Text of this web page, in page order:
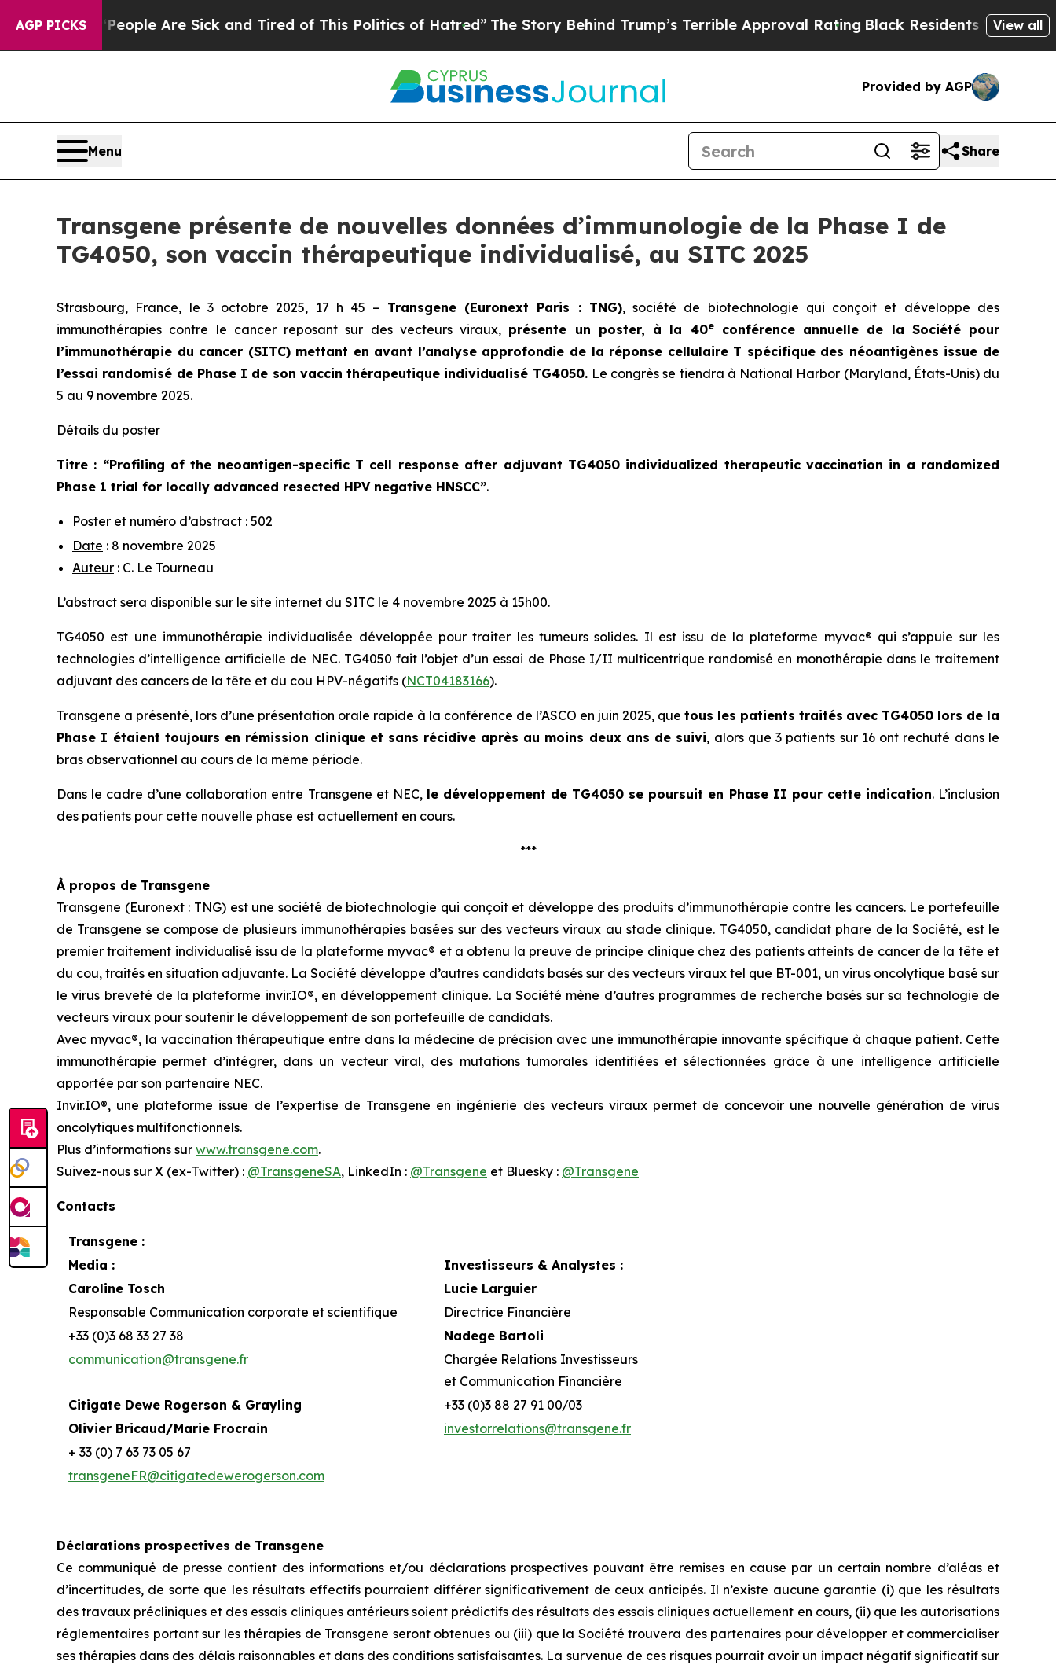
AGP PICKS
“People Are Sick and Tired of This Politics of Hatred” The Story Behind Trump’s Terrible Approval RatingBlack Residents Warned ofView all
Provided by AGP
Menu Share
Transgene présente de nouvelles données d’immunologie de la Phase I de
TG4050, son vaccin thérapeutique individualisé, au SITC 2025
Strasbourg, France, le 3 octobre 2025, 17 h 45 – Transgene (Euronext Paris : TNG), société de biotechnologie qui conçoit et développe des
immunothérapies contre le cancer reposant sur des vecteurs viraux, présente un poster, à la 40econférence annuelle de la Société pour
l’immunothérapie du cancer (SITC) mettant en avant l’analyse approfondie de la réponse cellulaire T spécifique des néoantigènes issue de
l’essai randomisé de Phase I de son vaccin thérapeutique individualisé TG4050. Le congrès se tiendra à National Harbor (Maryland, États-Unis) du
5 au 9 novembre 2025.
Détails du poster
Titre : “Profiling of the neoantigen-specific T cell response after adjuvant TG4050 individualized therapeutic vaccination in a randomized
Phase 1 trial for locally advanced resected HPV negative HNSCC”.
Poster et numéro d’abstract : 502
Date : 8 novembre 2025
Auteur : C. Le Tourneau
L’abstract sera disponible sur le site internet du SITC le 4 novembre 2025 à 15h00.
TG4050 est une immunothérapie individualisée développée pour traiter les tumeurs solides. Il est issu de la plateforme myvac® qui s’appuie sur les
technologies d’intelligence artificielle de NEC. TG4050 fait l’objet d’un essai de Phase I/II multicentrique randomisé en monothérapie dans le traitement
adjuvant des cancers de la tête et du cou HPV-négatifs (NCT04183166).
Transgene a présenté, lors d’une présentation orale rapide à la conférence de l’ASCO en juin 2025, que tous les patients traités avec TG4050 lors de la
Phase I étaient toujours en rémission clinique et sans récidive après au moins deux ans de suivi, alors que 3 patients sur 16 ont rechuté dans le
bras observationnel au cours de la même période.
Dans le cadre d’une collaboration entre Transgene et NEC, le développement de TG4050 se poursuit en Phase II pour cette indication. L’inclusion
des patients pour cette nouvelle phase est actuellement en cours.
***
À propos de Transgene
Transgene (Euronext : TNG) est une société de biotechnologie qui conçoit et développe des produits d’immunothérapie contre les cancers. Le portefeuille
de Transgene se compose de plusieurs immunothérapies basées sur des vecteurs viraux au stade clinique. TG4050, candidat phare de la Société, est le
premier traitement individualisé issu de la plateforme myvac® et a obtenu la preuve de principe clinique chez des patients atteints de cancer de la tête et
du cou, traités en situation adjuvante. La Société développe d’autres candidats basés sur des vecteurs viraux tel que BT-001, un virus oncolytique basé sur
le virus breveté de la plateforme invir.IO®, en développement clinique. La Société mène d’autres programmes de recherche basés sur sa technologie de
vecteurs viraux pour soutenir le développement de son portefeuille de candidats.
Avec myvac®, la vaccination thérapeutique entre dans la médecine de précision avec une immunothérapie innovante spécifique à chaque patient. Cette
immunothérapie permet d’intégrer, dans un vecteur viral, des mutations tumorales identifiées et sélectionnées grâce à une intelligence artificielle
apportée par son partenaire NEC.
Invir.IO®, une plateforme issue de l’expertise de Transgene en ingénierie des vecteurs viraux permet de concevoir une nouvelle génération de virus
oncolytiques multifonctionnels.
Plus d’informations sur www.transgene.com.
Suivez-nous sur X (ex-Twitter) : @TransgeneSA, LinkedIn : @Transgene et Bluesky : @Transgene
Contacts
Transgene :
Media :
Investisseurs & Analystes :
Caroline Tosch
Lucie Larguier
Responsable Communication corporate et scientifique
Directrice Financière
+33 (0)3 68 33 27 38
Nadege Bartoli
communication@transgene.fr
Chargée Relations Investisseurs
et Communication Financière
Citigate Dewe Rogerson & Grayling
+33 (0)3 88 27 91 00/03
Olivier Bricaud/Marie Frocrain
investorrelations@transgene.fr
+ 33 (0) 7 63 73 05 67
transgeneFR@citigatedewerogerson.com
Déclarations prospectives de Transgene
Ce communiqué de presse contient des informations et/ou déclarations prospectives pouvant être remises en cause par un certain nombre d’aléas et
d’incertitudes, de sorte que les résultats effectifs pourraient différer significativement de ceux anticipés. Il n’existe aucune garantie (i) que les résultats
des travaux précliniques et des essais cliniques antérieurs soient prédictifs des résultats des essais cliniques actuellement en cours, (ii) que les autorisations
réglementaires portant sur les thérapies de Transgene seront obtenues ou (iii) que la Société trouvera des partenaires pour développer et commercialiser
ses thérapies dans des délais raisonnables et dans des conditions satisfaisantes. La survenue de ces risques pourrait avoir un impact négatif significatif sur